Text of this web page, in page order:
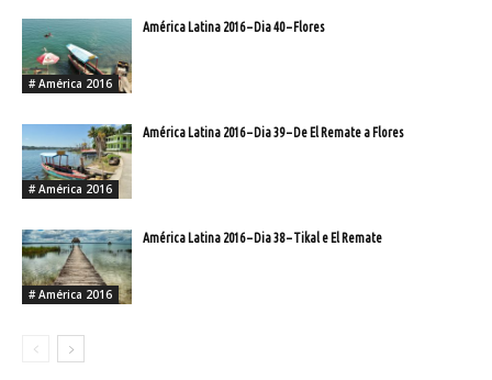
# América 2016
América Latina 2016 – Dia 40 – Flores
# América 2016
América Latina 2016 – Dia 39 – De El Remate a Flores
# América 2016
América Latina 2016 – Dia 38 – Tikal e El Remate